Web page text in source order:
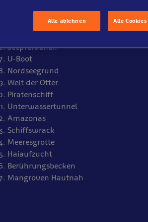
Seepferdchen
U-Boot
Nordseegrund
Welt der Otter
Piratenschiff
Unterwassertunnel
Amazonas
Schiffswrack
Meeresgrotte
Haiaufzucht
Berührungsbecken
Mangroven Hautnah
Alle ablehnen Alle